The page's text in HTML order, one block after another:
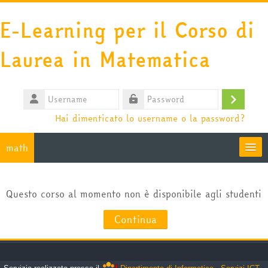
Vai al contenuto principale
E-Learning per il Corso di
Laurea in Matematica
Username
Password
Login
Hai dimenticato lo username o la password?
math
Italiano ‎(it)‎
Cerca
Questo corso al momento non è disponibile agli studenti
Continua